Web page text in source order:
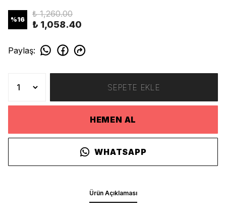
%16
₺ 1,260.00
₺ 1,058.40
Paylaş:
SEPETE EKLE
HEMEN AL
WHATSAPP
Ürün Açıklaması